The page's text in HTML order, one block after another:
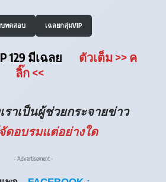
ทดสอบ เฉลยกลุ่มVIP
129 มีเฉลย ตัวเต็ม >> ค
ลิ๊ก <<
ราเป็นผู้ช่วยกระจายข่าว
ดอบรมแต่อย่างใด
- Advertisement -